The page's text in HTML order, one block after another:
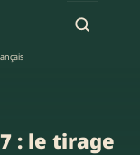
: le tirage